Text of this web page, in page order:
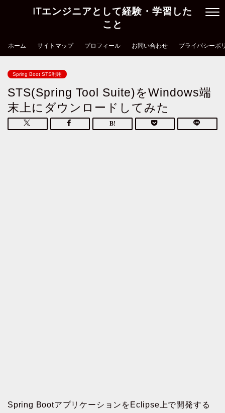
ITエンジニアとして経験・学習した
こと
ホーム サイトマップ プロフィール お問い合わせ プライバシーポ
Spring Boot STS利用
STS(Spring Tool Suite)をWindows端
末上にダウンロードしてみた
Spring BootアプリケーションをEclipse上で開発する